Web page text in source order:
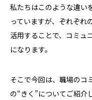
私たちはこのような違い
っていますが、ぞれぞれ
活用することで、コミュ
になります。
そこで今回は、職場のコ
の“きく”についてご紹介